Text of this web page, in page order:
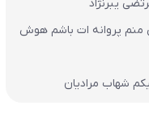
یبرنژاد
منم پروانه ات باشم هوش
شهاب مرادیان